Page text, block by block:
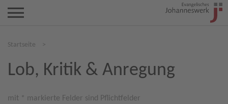
Startseite >
Lob, Kritik & Anregung
mit * markierte Felder sind Pflichtfelder